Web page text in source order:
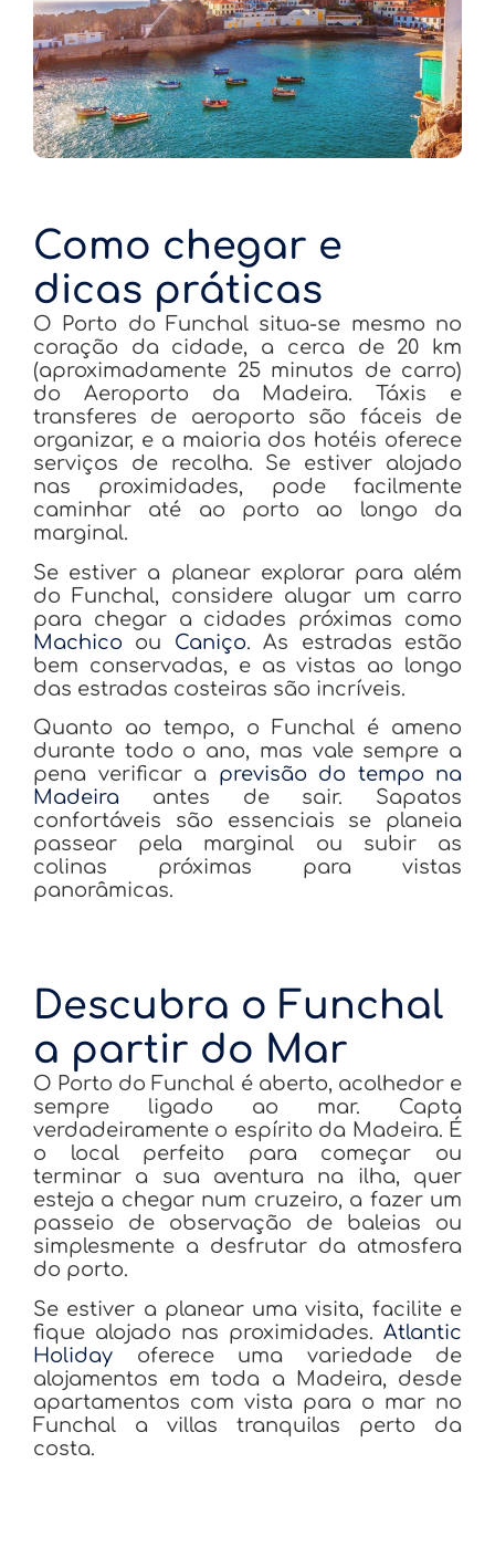
Como chegar e
dicas práticas
O Porto do Funchal situa-se mesmo no
coração da cidade, a cerca de 20 km
(aproximadamente 25 minutos de carro)
do Aeroporto da Madeira. Táxis e
transferes de aeroporto são fáceis de
organizar, e a maioria dos hotéis oferece
serviços de recolha. Se estiver alojado
nas proximidades, pode facilmente
caminhar até ao porto ao longo da
marginal.
Se estiver a planear explorar para além
do Funchal, considere alugar um carro
para chegar a cidades próximas como
Machico ou Caniço. As estradas estão
bem conservadas, e as vistas ao longo
das estradas costeiras são incríveis.
Quanto ao tempo, o Funchal é ameno
durante todo o ano, mas vale sempre a
pena verificar a previsão do tempo na
Madeira antes de sair. Sapatos
confortáveis são essenciais se planeia
passear pela marginal ou subir as
colinas próximas para vistas
panorâmicas.
Descubra o Funchal
a partir do Mar
O Porto do Funchal é aberto, acolhedor e
sempre ligado ao mar. Capta
verdadeiramente o espírito da Madeira. É
o local perfeito para começar ou
terminar a sua aventura na ilha, quer
esteja a chegar num cruzeiro, a fazer um
passeio de observação de baleias ou
simplesmente a desfrutar da atmosfera
do porto.
Se estiver a planear uma visita, facilite e
fique alojado nas proximidades. Atlantic
Holiday oferece uma variedade de
alojamentos em toda a Madeira, desde
apartamentos com vista para o mar no
Funchal a villas tranquilas perto da
costa.